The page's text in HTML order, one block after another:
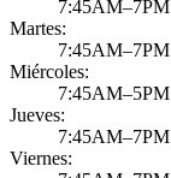
7:45AM–7PM
Martes:
7:45AM–7PM
Miércoles:
7:45AM–5PM
Jueves:
7:45AM–7PM
Viernes: